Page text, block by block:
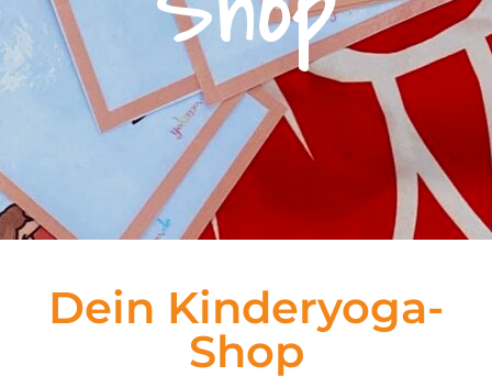
Dein Kinderyoga-
Shop